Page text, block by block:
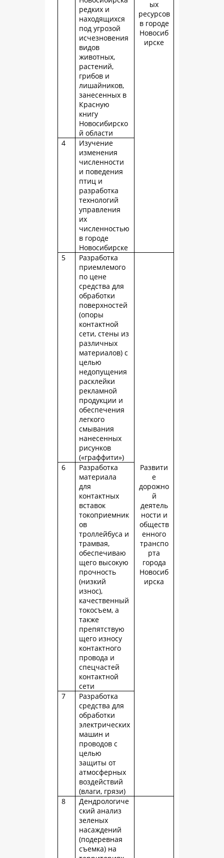
ых
ресурсов
в городе
Новосиб
ирске
редких и
находящихся
под угрозой
исчезновения
видов
животных,
растений,
грибов и
лишайников,
занесенных в
Красную
книгу
Новосибирско
й области
4
Изучение
изменения
численности
и поведения
птиц и
разработка
технологий
управления
их
численностью
в городе
Новосибирске
5
Разработка
приемлемого
по цене
средства для
обработки
поверхностей
(опоры
контактной
сети, стены из
различных
материалов) с
целью
недопущения
расклейки
рекламной
продукции и
обеспечения
легкого
смывания
нанесенных
рисунков
(«граффити»)
Развити
е
дорожно
й
деятель
ности и
обществ
енного
транспо
рта
города
Новосиб
ирска
6
Разработка
материала
для
контактных
вставок
токоприемник
ов
троллейбуса и
трамвая,
обеспечиваю
щего высокую
прочность
(низкий
износ),
качественный
токосъем, а
также
препятствую
щего износу
контактного
провода и
спецчастей
контактной
сети
7
Разработка
средства для
обработки
электрических
машин и
проводов с
целью
защиты от
атмосферных
воздействий
(влаги, грязи)
8
Дендрологиче
ский анализ
зеленых
насаждений
(подеревная
съемка) на